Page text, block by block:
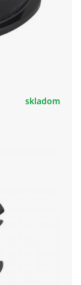
skladom